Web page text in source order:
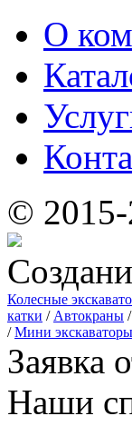
О
© 2015-
Колесные
катки / Автокраны /
/Мини экскаваторы
Заявка
Наши